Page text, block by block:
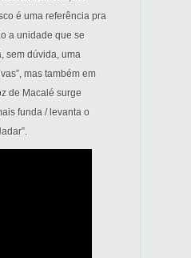
é uma referência pra
a unidade que se
sem dúvida, uma
mas também em
de Macalé surge
funda / levanta o